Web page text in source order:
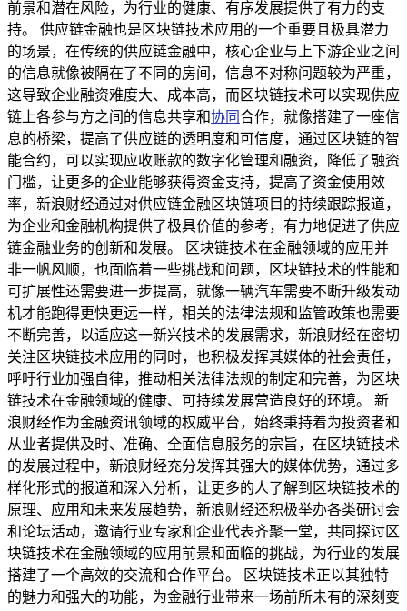
前景和潜在风险，为行业的健康、有序发展提供了有力的支
持。 供应链金融也是区块链技术应用的一个重要且极具潜力
的场景，在传统的供应链金融中，核心企业与上下游企业之间
的信息就像被隔在了不同的房间，信息不对称问题较为严重，
这导致企业融资难度大、成本高，而区块链技术可以实现供应
链上各参与方之间的信息共享和协同合作，就像搭建了一座信
息的桥梁，提高了供应链的透明度和可信度，通过区块链的智
能合约，可以实现应收账款的数字化管理和融资，降低了融资
门槛，让更多的企业能够获得资金支持，提高了资金使用效
率，新浪财经通过对供应链金融区块链项目的持续跟踪报道，
为企业和金融机构提供了极具价值的参考，有力地促进了供应
链金融业务的创新和发展。 区块链技术在金融领域的应用并
非一帆风顺，也面临着一些挑战和问题，区块链技术的性能和
可扩展性还需要进一步提高，就像一辆汽车需要不断升级发动
机才能跑得更快更远一样，相关的法律法规和监管政策也需要
不断完善，以适应这一新兴技术的发展需求，新浪财经在密切
关注区块链技术应用的同时，也积极发挥其媒体的社会责任，
呼吁行业加强自律，推动相关法律法规的制定和完善，为区块
链技术在金融领域的健康、可持续发展营造良好的环境。 新
浪财经作为金融资讯领域的权威平台，始终秉持着为投资者和
从业者提供及时、准确、全面信息服务的宗旨，在区块链技术
的发展过程中，新浪财经充分发挥其强大的媒体优势，通过多
样化形式的报道和深入分析，让更多的人了解到区块链技术的
原理、应用和未来发展趋势，新浪财经还积极举办各类研讨会
和论坛活动，邀请行业专家和企业代表齐聚一堂，共同探讨区
块链技术在金融领域的应用前景和面临的挑战，为行业的发展
搭建了一个高效的交流和合作平台。 区块链技术正以其独特
的魅力和强大的功能，为金融行业带来一场前所未有的深刻变